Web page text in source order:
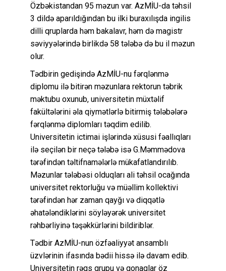
Özbəkistandan 95 məzun var. AzMİU-da təhsil
3 dildə aparıldığından bu ilki buraxılışda ingilis
dilli qruplarda həm bakalavr, həm də magistr
səviyyələrində birlikdə 58 tələbə də bu il məzun
olur.
Tədbirin gedişində AzMİU-nu fərqlənmə
diplomu ilə bitirən məzunlara rektorun təbrik
məktubu oxunub, universitetin müxtəlif
fakültələrini əla qiymətlərlə bitirmiş tələbələrə
fərqlənmə diplomları təqdim edilib.
Universitetin ictimai işlərində xüsusi fəallıqları
ilə seçilən bir neçə tələbə isə G.Məmmədova
tərəfindən təltifnamələrlə mükafatlandırılıb.
Məzunlar tələbəsi olduqları ali təhsil ocağında
universitet rektorluğu və müəllim kollektivi
tərəfindən hər zaman qayğı və diqqətlə
əhatələndiklərini söyləyərək universitet
rəhbərliyinə təşəkkürlərini bildiriblər.
Tədbir AzMİU-nun özfəaliyyət ansamblı
üzvlərinin ifasında bədii hissə ilə davam edib.
Universitetin rəqs qrupu və qonaqlar öz